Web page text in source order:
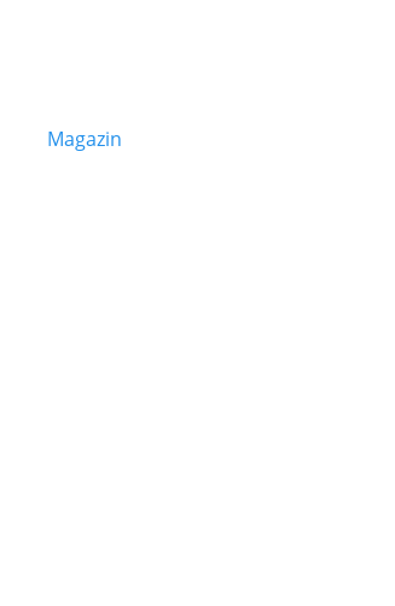
Magazin